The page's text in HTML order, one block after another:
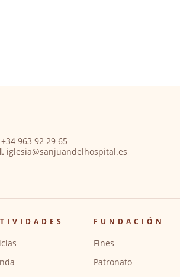
+34 963 92 29 65
iglesia@sanjuandelhospital.es
FUNDACIÓN
Fines
Patronato